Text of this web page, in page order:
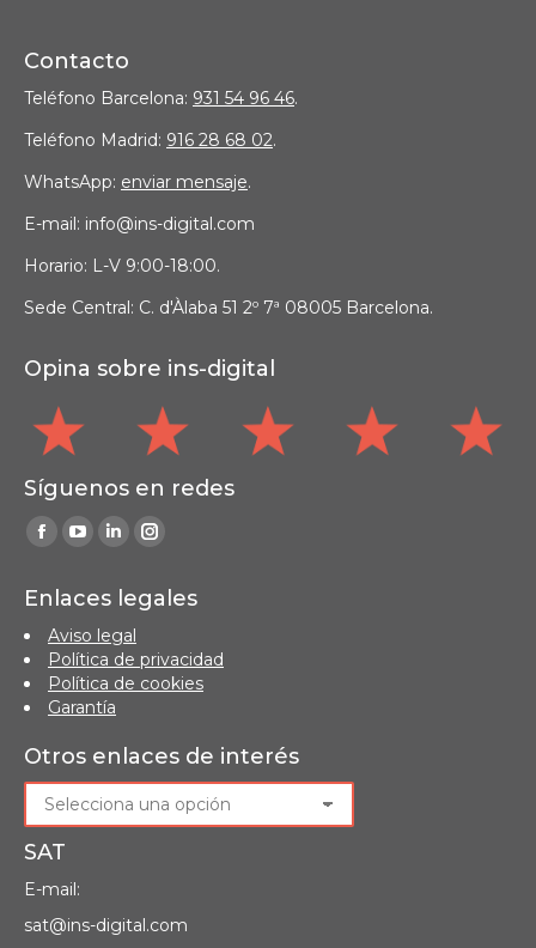
Contacto
Teléfono Barcelona: 931 54 96 46.
Teléfono Madrid: 916 28 68 02.
WhatsApp: enviar mensaje.
E-mail: info@ins-digital.com
Horario: L-V 9:00-18:00.
Sede Central: C. d'Àlaba 51 2º 7ª 08005 Barcelona.
Opina sobre ins-digital
Síguenos en redes
Find us on:
Facebook
opens
in
new
window
YouTube
opens
in
new
window
Linkedin
opens
in
new
window
Instagram
opens
new
Enlaces legales
Aviso legal
Política de privacidad
Política de cookies
Garantía
Otros enlaces de interés
SAT
E-mail:
sat@ins-digital.com